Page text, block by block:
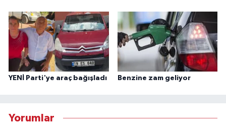
YENİ Parti'ye araç bağışladı Benzine zam geliyor
Yorumlar